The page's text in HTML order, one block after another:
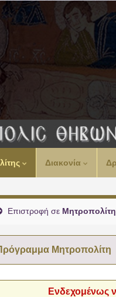
Διακονία
Επιστροφή σε
Μητροπολίτη
Ενδεχομένως